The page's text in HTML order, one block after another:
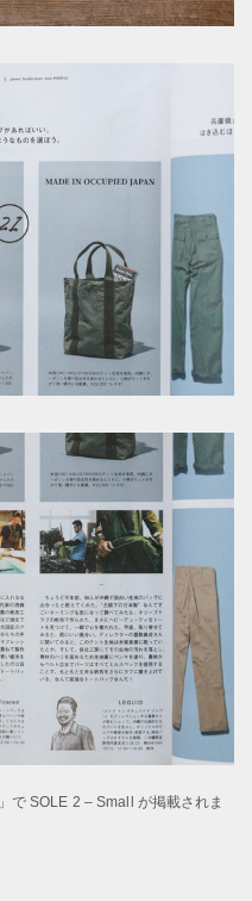
で SOLE 2 – Small が掲載されま